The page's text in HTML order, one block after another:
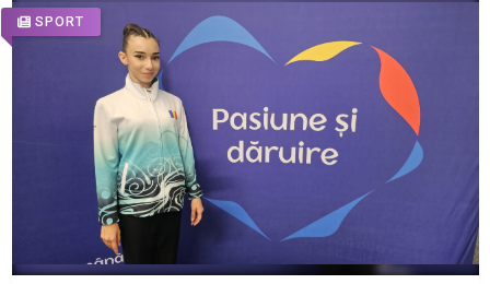
SPORT